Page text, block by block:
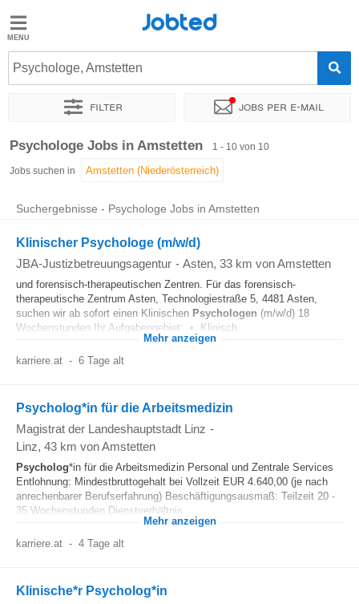
Jobted
Jobs
Jobted
Psychologe, Amstetten
Filter Jobs per e-mail
Sortieren nach Genauer Standort
Psychologe Jobs in Amstetten 1 - 10 von 10
Jobs suchen in
Suchergebnisse - Psychologe Jobs in Amstetten
Klinischer Psychologe (m/w/d)
JBA-Justizbetreuungsagentur - Asten, 33 km von Amstetten
und forensisch-therapeutischen Zentren. Für das forensisch-
therapeutische Zentrum Asten, Technologiestraße 5, 4481 Asten,
suchen wir ab sofort einen Klinischen Psychologen (m/w/d) 18
Wochenstunden Ihr Aufgabengebiet: • Klinisch...
Mehr anzeigen
karriere.at - 6 Tage alt
Psycholog*in für die Arbeitsmedizin
Magistrat der Landeshauptstadt Linz -
Linz, 43 km von Amstetten
Psycholog*in für die Arbeitsmedizin Personal und Zentrale Services
Entlohnung: Mindestbruttogehalt bei Vollzeit EUR 4.640,00 (je nach
anrechenbarer Berufserfahrung) Beschäftigungsausmaß: Teilzeit 20 -
35 Wochenstunden Dienstverhältnis...
Mehr anzeigen
karriere.at - 4 Tage alt
Klinische*r Psycholog*in